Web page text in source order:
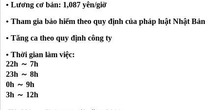
• Lương cơ bản: 1,087 yên/giờ
• Tham gia bảo hiểm theo quy định của pháp luật Nhật Bản
• Tăng ca theo quy định công ty
• Thời gian làm việc:
22h ～ 7h
23h ～ 8h
0h ～ 9h
3h ～ 12h